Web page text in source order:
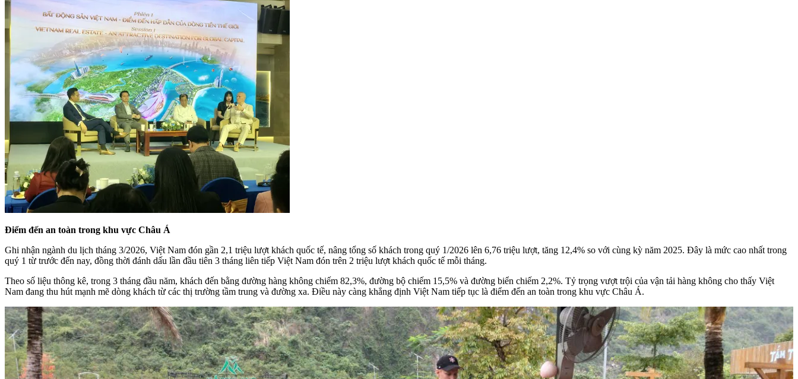
Điểm đến an toàn trong khu vực Châu Á
Ghi nhận ngành du lịch tháng 3/2026, Việt Nam đón gần 2,1 triệu lượt khách quốc tế, nâng tổng số khách trong quý 1/2026 lên 6,76 triệu lượt, tăng 12,4% so với cùng kỳ năm 2025. Đây là mức cao nhất trong
quý 1 từ trước đến nay, đồng thời đánh dấu lần đầu tiên 3 tháng liên tiếp Việt Nam đón trên 2 triệu lượt khách quốc tế mỗi tháng.
Theo số liệu thông kê, trong 3 tháng đầu năm, khách đến bằng đường hàng không chiếm 82,3%, đường bộ chiếm 15,5% và đường biển chiếm 2,2%. Tỷ trọng vượt trội của vận tải hàng không cho thấy Việt
Nam đang thu hút mạnh mẽ dòng khách từ các thị trường tầm trung và đường xa. Điều này càng khẳng định Việt Nam tiếp tục là điểm đến an toàn trong khu vực Châu Á.